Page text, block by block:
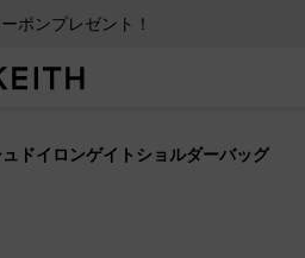
ポンプレゼント！
ドイロンゲイトショルダーバッグ